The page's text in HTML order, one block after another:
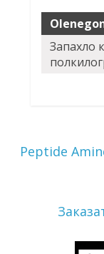
Запахло
Peptide